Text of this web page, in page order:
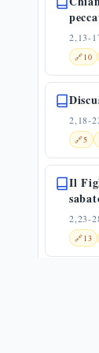
2,13-
🔗10
2,18-
🔗5
Il
2,23-
🔗13